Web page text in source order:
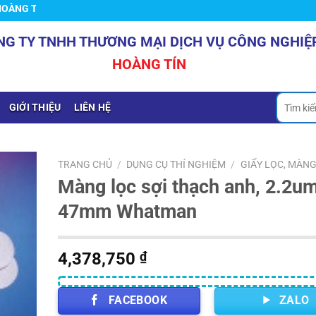
TY TNHH THƯƠNG MẠI DỊCH VỤ CÔNG
HOÀNG TÍN
GIỚI THIỆU LIÊN HỆ
Tìm
kiếm:
TRANG CHỦ / DỤNG CỤ THÍ NGHIỆM / GIẤY LỌC,
Màng lọc sợi thạch anh,
47mm Whatman
4,378,750₫
FACEBOOK ZALO